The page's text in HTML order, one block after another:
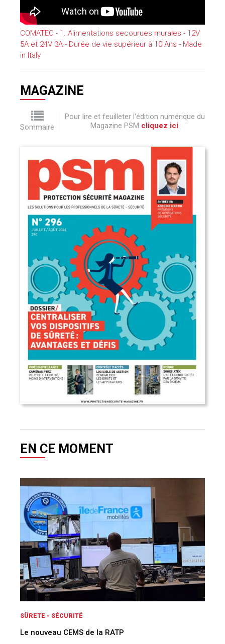
COMATEC - 1. Alimentations secourues murales - 12V
5A et 24V 3A - Durée de vie supérieur à 10 Ans - Made
in Italy
MAGAZINE
Sommaire
Pour lire et feuilleter l'édition numérique du
Magazine PSM cliquez ici.
EN CE MOMENT
SÛRETE - SÉCURITÉ
Le nouveau CEMS de la RATP